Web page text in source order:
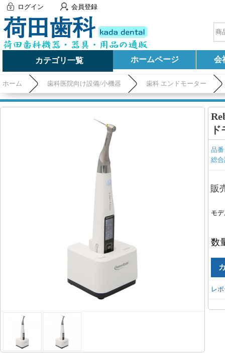
ログイン 会員登録
カテゴリ一覧 ホームページ 会
ホーム 歯科医院向け設備/小機器 歯科 エンドモーター
品
総
販
モ
数
レ